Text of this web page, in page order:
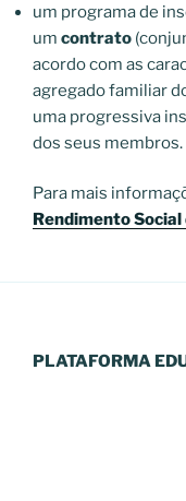
um programa de
um contrato
acordo com as
agregado familiar
uma progressiva
dos seus membros.
Para mais
Rendimento
PLATAFORMA